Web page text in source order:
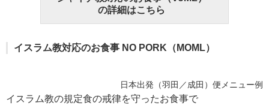
の詳細はこちら
イスラム教対応のお食事 NO PORK（MOML）
日本出発（羽田／成田）便メニュー例
イスラム教の規定食の戒律を守ったお食事で